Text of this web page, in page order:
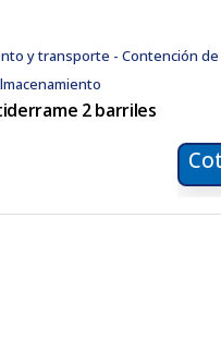
y transporte - Contención de
2 barriles